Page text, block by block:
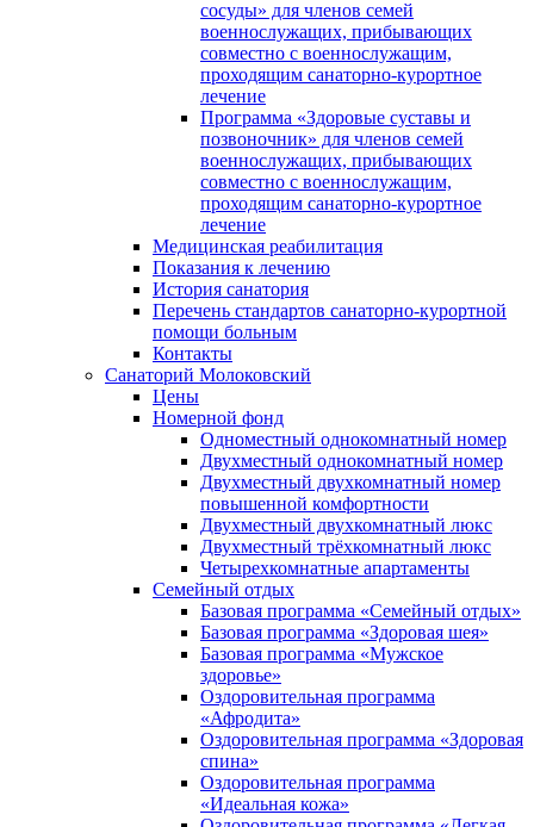
сосуды» для членов семей
военнослужащих, прибывающих
совместно с военнослужащим,
проходящим санаторно-курортное
лечение
Программа «Здоровые суставы и
позвоночник» для членов семей
военнослужащих, прибывающих
совместно с военнослужащим,
проходящим санаторно-курортное
лечение
Медицинская реабилитация
Показания к лечению
История санатория
Перечень стандартов санаторно-курортной
помощи больным
Контакты
Санаторий Молоковский
Цены
Номерной фонд
Одноместный однокомнатный номер
Двухместный однокомнатный номер
Двухместный двухкомнатный номер
повышенной комфортности
Двухместный двухкомнатный люкс
Двухместный трёхкомнатный люкс
Четырехкомнатные апартаменты
Семейный отдых
Базовая программа «Семейный отдых»
Базовая программа «Здоровая шея»
Базовая программа «Мужское
здоровье»
Оздоровительная программа
«Афродита»
Оздоровительная программа «Здоровая
спина»
Оздоровительная программа
«Идеальная кожа»